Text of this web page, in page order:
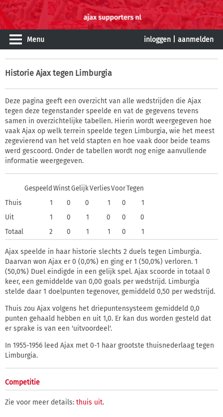
Menu inloggen aanmelden
Historie Ajax tegen Limburgia
Deze pagina geeft een overzicht van alle wedstrijden die Ajax
tegen deze tegenstander speelde en vat de gegevens tevens
samen in overzichtelijke tabellen. Hierin wordt weergegeven hoe
vaak Ajax op welk terrein speelde tegen Limburgia, wie het meest
zegevierend van het veld stapten en hoe vaak door beide teams
werd gescoord. Onder de tabellen wordt nog enige aanvullende
informatie weergegeven.
Gespeeld WinstGelijkVerliesVoorTegen
Thuis
1 0 0 1 0
1
Uit
1 0 1 0 0
0
Totaal
2 0 1 1 0 1
Ajax speelde in haar historie slechts 2 duels tegen Limburgia.
Daarvan won Ajax er 0 (0,0%) en ging er 1 (50,0%) verloren. 1
(50,0%) Duel eindigde in een gelijk spel. Ajax scoorde in totaal 0
keer, een gemiddelde van 0,00 goals per wedstrijd. Limburgia
stelde daar 1 doelpunten tegenover, gemiddeld 0,50 per wedstrijd.
Thuis zou Ajax volgens het driepuntensysteem gemiddeld 0,0
punten gehaald hebben en uit 1,0. Er kan dus worden gesteld dat
er sprake is van een 'uitvoordeel'.
In 1955-1956 leed Ajax met 0-1 haar grootste thuisnederlaag tegen
Limburgia.
Competitie
Zie voor meer details: thuis uit.